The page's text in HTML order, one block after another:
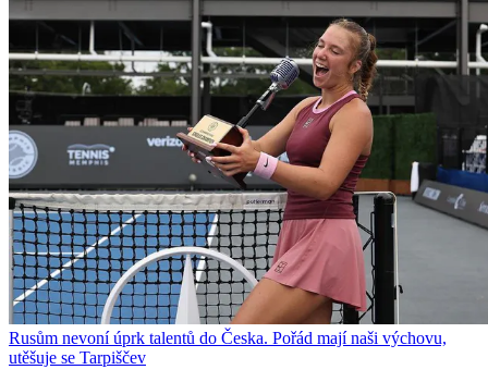
Rusům nevoní úprk talentů do Česka. Pořád mají naši výchovu,
utěšuje se Tarpiščev